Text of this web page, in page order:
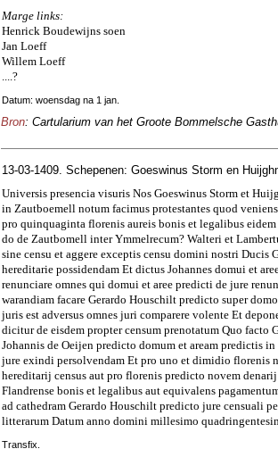
Marge links:
Henrick Boudewijns soen
Jan Loeff
Willem Loeff
....?
Datum: woensdag na 1 jan.
Bron: Cartularium van het Groote Bommelsche
13-03-1409. Schepenen: Goeswinus Storm en
Universis presencia visuris Nos Goeswinus Storm et
in Zautboemell notum facimus protestantes quod
pro quinquaginta florenis aureis bonis et legalibus
do de Zautbomell inter Ymmelrecum? Walteri et
sine censu et aggere exceptis censu domini nostri
hereditarie possidendam Et dictus Johannes domui et
renunciare omnes qui domui et aree predicti de jure
warandiam facare Gerardo Houschilt predicto super
juris est adversus omnes juri comparere volente Et
dicitur de eisdem propter censum prenotatum Quo facto
Johannis de Oeijen predicto domum et aream predictis
jure exindi persolvendam Et pro uno et dimidio florenis
hereditarij census aut pro florenis predicto novem
Flandrense bonis et legalibus aut equivalens
ad cathedram Gerardo Houschilt predicto jure censuali
litterarum Datum anno domini millesimo
Transfix.